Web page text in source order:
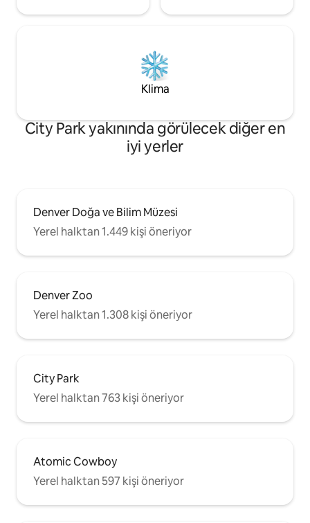
Klima
City Park yakınında görülecek diğer en
iyi yerler
Denver Doğa ve Bilim Müzesi
Yerel halktan 1.449 kişi öneriyor
Denver Zoo
Yerel halktan 1.308 kişi öneriyor
City Park
Yerel halktan 763 kişi öneriyor
Atomic Cowboy
Yerel halktan 597 kişi öneriyor